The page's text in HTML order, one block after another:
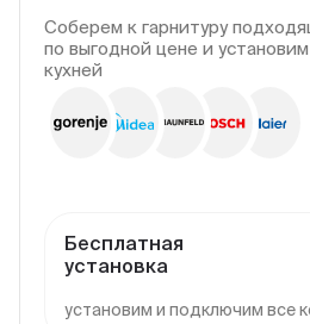
Соберем к гарнитуру
по выгодной цене и
кухней
Бесплатная
установка
установим и подключим все